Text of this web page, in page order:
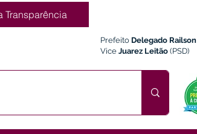
Transparência
Prefeito Delegado Railson
Vice Juarez Leitão (PSD)